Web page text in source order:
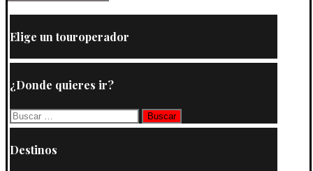
Elige un touroperador
¿Donde quieres ir?
Buscar:
Destinos